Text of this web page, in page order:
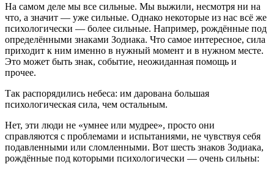
На самом деле мы все сильные. Мы выжили, несмотря ни на
что, а значит — уже сильные. Однако некоторые из нас всё же
психологически — более сильные. Например, рождённые под
определёнными знаками Зодиака. Что самое интересное, сила
приходит к ним именно в нужный момент и в нужном месте.
Это может быть знак, событие, неожиданная помощь и
прочее.
Так распорядились небеса: им дарована большая
психологическая сила, чем остальным.
Нет, эти люди не «умнее или мудрее», просто они
справляются с проблемами и испытаниями, не чувствуя себя
подавленными или сломленными. Вот шесть знаков Зодиака,
рождённые под которыми психологически — очень сильны: